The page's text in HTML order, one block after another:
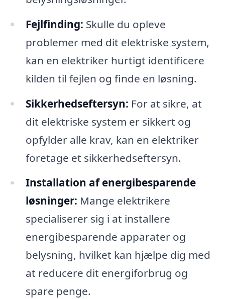
Fejlfinding: Skulle du opleve
problemer med dit elektriske system,
kan en elektriker hurtigt identificere
kilden til fejlen og finde en løsning.
Sikkerhedseftersyn: For at sikre, at
dit elektriske system er sikkert og
opfylder alle krav, kan en elektriker
foretage et sikkerhedseftersyn.
Installation af energibesparende
løsninger: Mange elektrikere
specialiserer sig i at installere
energibesparende apparater og
belysning, hvilket kan hjælpe dig med
at reducere dit energiforbrug og
spare penge.